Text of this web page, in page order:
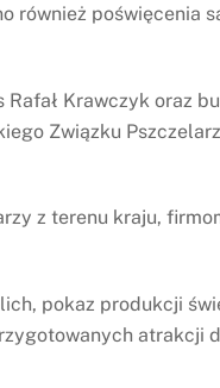
również poświęcenia
Krawczyk oraz
Związku
z terenu kraju,
pokaz produkcji
atrakcji